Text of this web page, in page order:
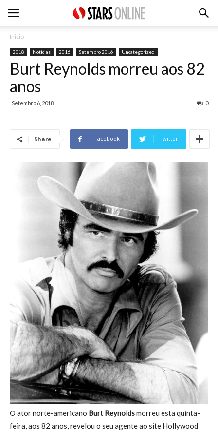
Inicio
2018 Noticias 2016 Setembro 2016 Uncategorized
Burt Reynolds morreu aos 82
anos
Setembro 6, 2018 0
Share Facebook Twitter
O ator norte-americano Burt Reynoldsmorreu esta quinta-
feira, aos 82 anos, revelou o seu agente ao site Hollywood